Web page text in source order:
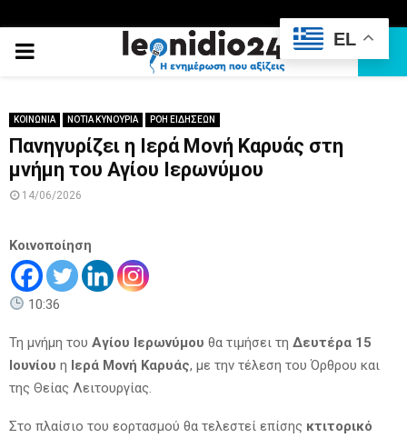
PRIMARY
ΚΟΙΝΩΝΙΑ ΝΟΤΙΑ ΚΥΝΟΥΡΙΑ ΡΟΗ ΕΙΔΗΣΕΩΝ
Πανηγυρίζει η Ιερά Μονή Καρυάς στη
μνήμη του Αγίου Ιερωνύμου
14/06/2026
Κοινοποίηση
10:36
Τη μνήμη του Αγίου Ιερωνύμου θα τιμήσει τη Δευτέρα 15
Ιουνίου η Ιερά Μονή Καρυάς, με την τέλεση του Όρθρου και
της Θείας Λειτουργίας.
Στο πλαίσιο του εορτασμού θα τελεστεί επίσης κτιτορικό
EL